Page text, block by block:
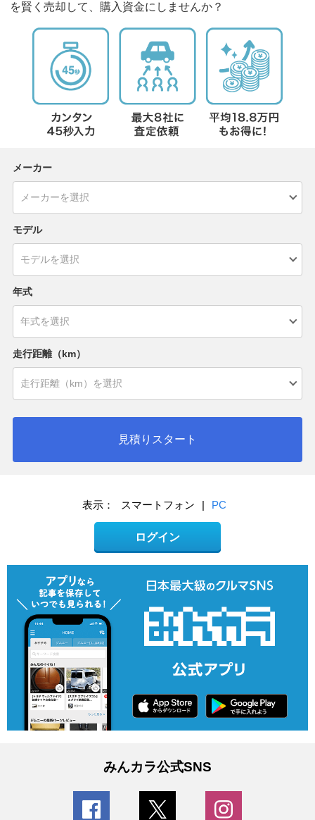
を賢く売却して、購入資金にしませんか？
メーカー
モデル
年式
走行距離（km）
見積りスタート
表示： スマートフォン | PC
ログイン
みんカラ公式SNS